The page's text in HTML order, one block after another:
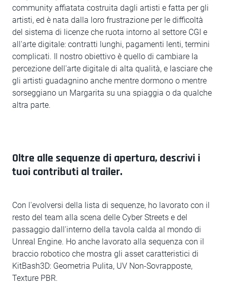
community affiatata costruita dagli artisti e fatta per gli
artisti, ed è nata dalla loro frustrazione per le difficoltà
del sistema di licenze che ruota intorno al settore CGI e
all'arte digitale: contratti lunghi, pagamenti lenti, termini
complicati. Il nostro obiettivo è quello di cambiare la
percezione dell'arte digitale di alta qualità, e lasciare che
gli artisti guadagnino anche mentre dormono o mentre
sorseggiano un Margarita su una spiaggia o da qualche
altra parte.
Oltre alle sequenze di apertura, descrivi i
tuoi contributi al trailer.
Con l'evolversi della lista di sequenze, ho lavorato con il
resto del team alla scena delle Cyber Streets e del
passaggio dall'interno della tavola calda al mondo di
Unreal Engine. Ho anche lavorato alla sequenza con il
braccio robotico che mostra gli asset caratteristici di
KitBash3D: Geometria Pulita, UV Non-Sovrapposte,
Texture PBR.